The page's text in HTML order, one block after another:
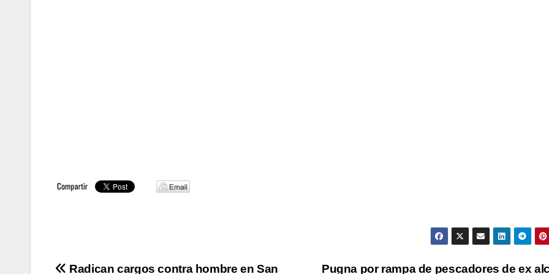
Pugna por rampa de pescadores de ex
Radican cargos contra hombre en San